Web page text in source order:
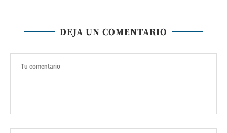
DEJA UN COMENTARIO